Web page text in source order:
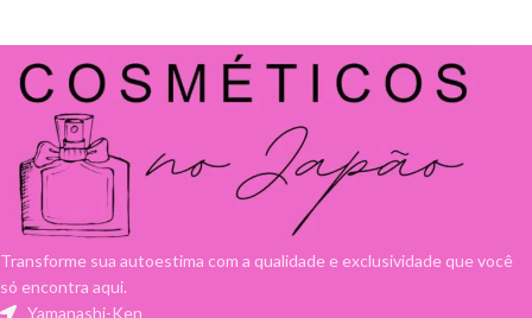
Transforme sua autoestima com a qualidade e exclusividade que você
só encontra aqui.
Yamanashi-Ken